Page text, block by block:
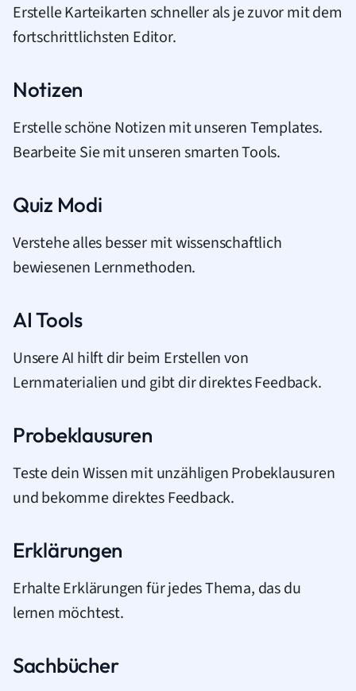
Erstelle Karteikarten schneller als je zuvor mit dem
fortschrittlichsten Editor.
Notizen
Erstelle schöne Notizen mit unseren Templates.
Bearbeite Sie mit unseren smarten Tools.
Quiz Modi
Verstehe alles besser mit wissenschaftlich
bewiesenen Lernmethoden.
AI Tools
Unsere AI hilft dir beim Erstellen von
Lernmaterialien und gibt dir direktes Feedback.
Probeklausuren
Teste dein Wissen mit unzähligen Probeklausuren
und bekomme direktes Feedback.
Erklärungen
Erhalte Erklärungen für jedes Thema, das du
lernen möchtest.
Sachbücher